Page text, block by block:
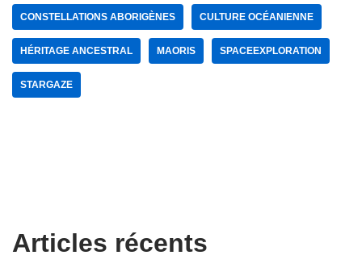
CONSTELLATIONS ABORIGÈNES CULTURE OCÉANIENNE
HÉRITAGE ANCESTRAL MAORIS SPACEEXPLORATION
STARGAZE
Articles récents